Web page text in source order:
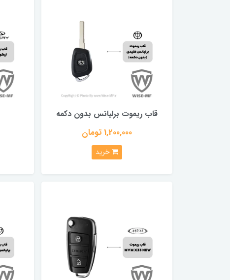
قاب ریموت برلیانس بدون دکمه
1,200,000 تومان
خرید